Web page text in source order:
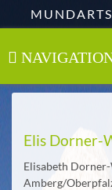
Toggle
Elis Dorner-
Elisabeth
Amberg/